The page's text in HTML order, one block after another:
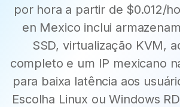
por hora a partir de $0.012/
en Mexico inclui
SSD, virtualização KVM,
completo e um IP mexicano
para baixa latência aos
Escolha Linux ou Windows